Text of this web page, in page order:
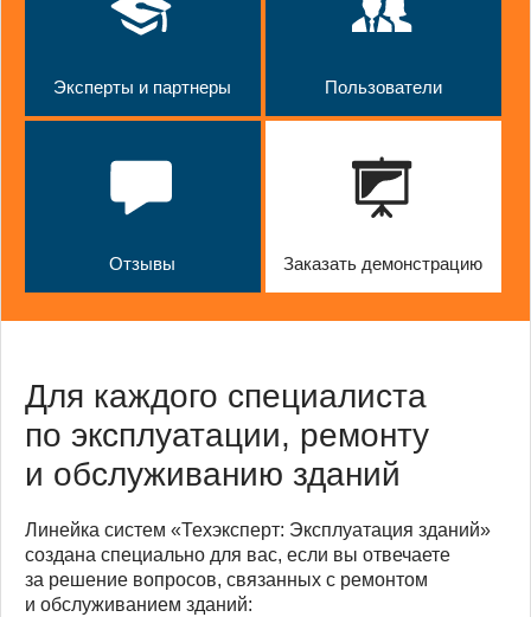
Эксперты и партнеры Пользователи
Отзывы Заказать демонстрацию
Для каждого специалиста
по эксплуатации, ремонту
и обслуживанию зданий
Линейка систем «Техэксперт: Эксплуатация зданий»
создана специально для вас, если вы отвечаете
за решение вопросов, связанных с ремонтом
и обслуживанием зданий: